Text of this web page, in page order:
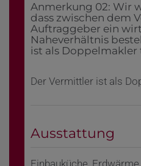
Anmerkung 02: Wir
dass zwischen dem
Auftraggeber ein
Naheverhältnis
ist als Doppelmakler
Der Vermittler ist als
Ausstattung